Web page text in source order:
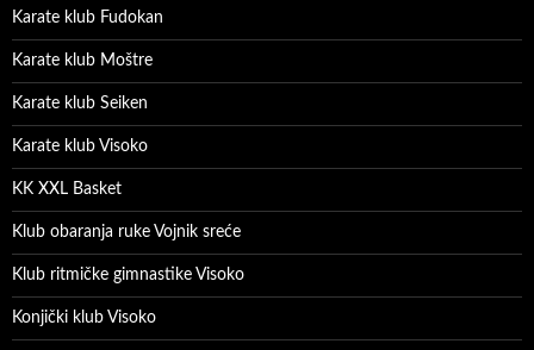
Karate klub Fudokan
Karate klub Moštre
Karate klub Seiken
Karate klub Visoko
KK XXL Basket
Klub obaranja ruke Vojnik sreće
Klub ritmičke gimnastike Visoko
Konjički klub Visoko